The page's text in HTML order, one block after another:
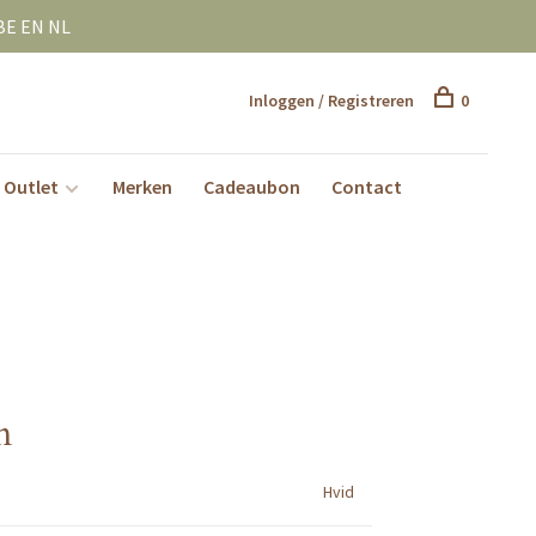
EN NL
Outlet Merken Cadeaubon Contact
Inloggen / Registreren 0
Hvid